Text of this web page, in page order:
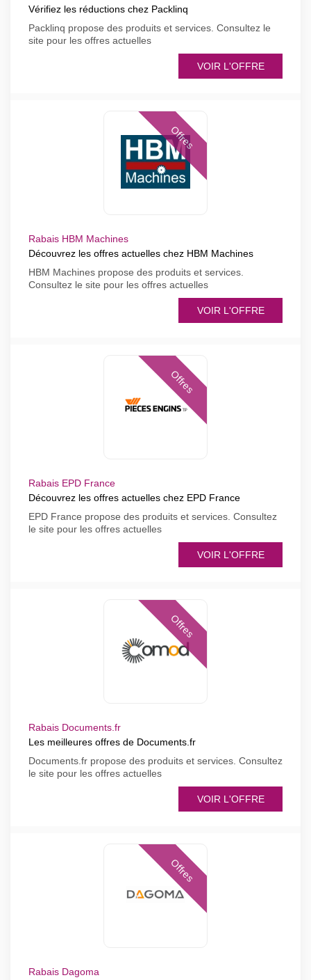
Vérifiez les réductions chez Packlinq
Packlinq propose des produits et services. Consultez le
site pour les offres actuelles
VOIR L'OFFRE
Offres
Rabais HBM Machines
Découvrez les offres actuelles chez HBM Machines
HBM Machines propose des produits et services.
Consultez le site pour les offres actuelles
VOIR L'OFFRE
Offres
Rabais EPD France
Découvrez les offres actuelles chez EPD France
EPD France propose des produits et services. Consultez
le site pour les offres actuelles
VOIR L'OFFRE
Offres
Rabais Documents.fr
Les meilleures offres de Documents.fr
Documents.fr propose des produits et services. Consultez
le site pour les offres actuelles
VOIR L'OFFRE
Offres
Rabais Dagoma